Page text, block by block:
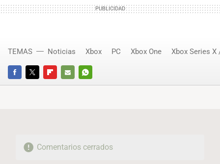
FACEBOOKTWITTERFLIPBOARD
E-
WHATSAPP
TEMAS Noticias Xbox PC Xbox One Xbox Series X
Comentarios cerrados